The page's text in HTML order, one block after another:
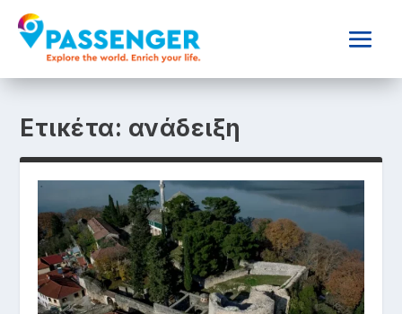
Ετικέτα: ανάδειξη